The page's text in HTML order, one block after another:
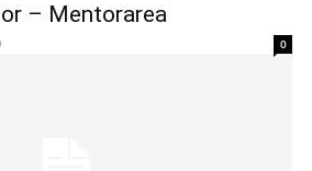
– Mentorarea
0